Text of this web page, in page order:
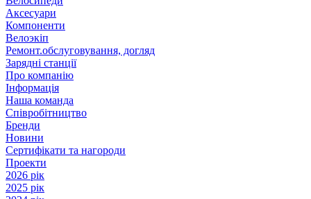
Аксесуари
Компоненти
Велоэкіп
Ремонт.обслуговування, догляд
Зарядні станції
Про компанію
Інформація
Наша команда
Співробітництво
Бренди
Новини
Сертифікати та нагороди
Проекти
2026 рік
2025 рік